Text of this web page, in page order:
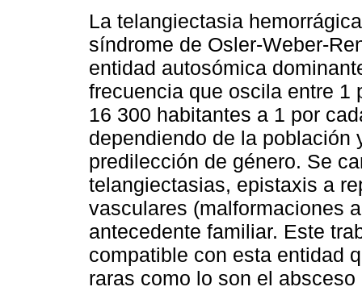
La telangiectasia
síndrome de Osler-Weber-
entidad autosómica
frecuencia que oscila entre 1
16 300 habitantes a 1 por
dependiendo de la
predilección de género. Se
telangiectasias, epistaxis a
vasculares (malformaciones
antecedente familiar. Este
compatible con esta entidad
raras como lo son el